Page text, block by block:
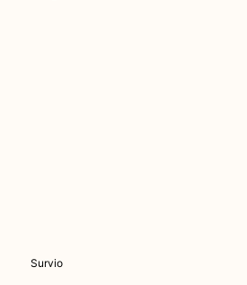
Survio